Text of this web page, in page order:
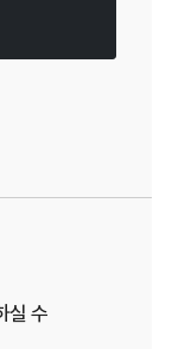
실 수